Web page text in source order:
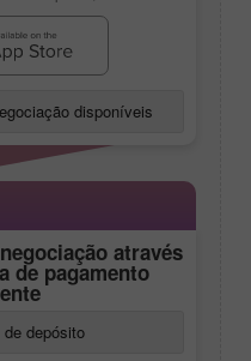
disponíveis
através
de pagamento
depósito